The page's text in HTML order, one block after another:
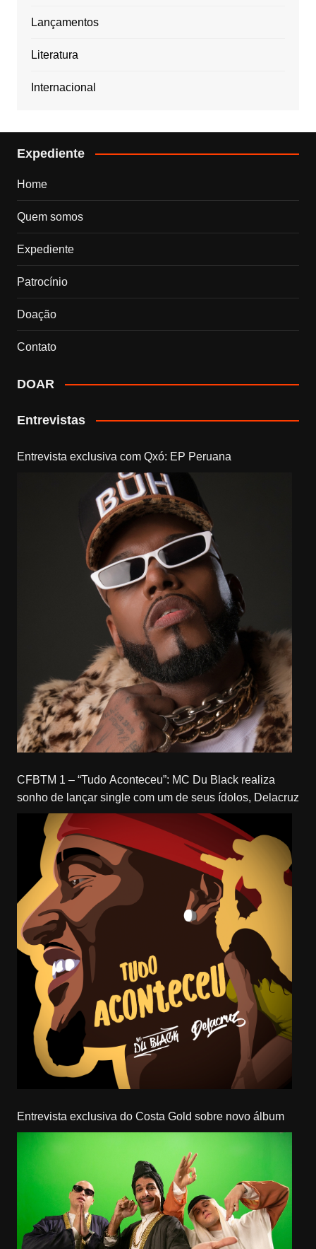
Lançamentos
Literatura
Internacional
Expediente
Home
Quem somos
Expediente
Patrocínio
Doação
Contato
DOAR
Entrevistas
Entrevista exclusiva com Qxó: EP Peruana
CFBTM 1 – “Tudo Aconteceu”: MC Du Black realiza
sonho de lançar single com um de seus ídolos, Delacruz
Entrevista exclusiva do Costa Gold sobre novo álbum